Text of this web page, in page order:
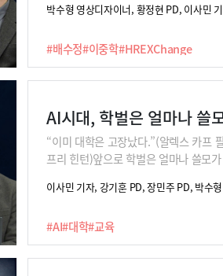
#배수정#이중학#HREXChange
어봅니다.
박수형 영상디자이너, 황정현 PD, 이사민
AI시대, 학벌은 얼마나 쓸
#AI#대학#교육
“이미 대학은 고장났다.”(알렉스 카프
프리 힌턴)앞으로 학벌은 얼마나 쓸모
이사민 기자, 강기훈 PD, 장민주 PD, 박수